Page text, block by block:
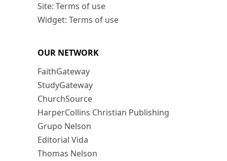
Site: Terms of use
Widget: Terms of use
OUR NETWORK
FaithGateway
StudyGateway
ChurchSource
HarperCollins Christian Publishing
Grupo Nelson
Editorial Vida
Thomas Nelson